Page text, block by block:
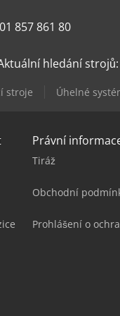
857 861 80
hledání strojů:
stroje Úhelné
Právní
Tiráž
Obchodní
Prohlášení o